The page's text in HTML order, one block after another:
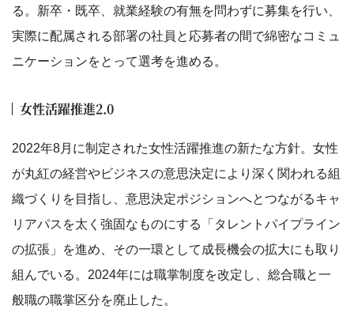
る。新卒・既卒、就業経験の有無を問わずに募集を行い、
実際に配属される部署の社員と応募者の間で綿密なコミュ
ニケーションをとって選考を進める。
女性活躍推進2.0
2022年8月に制定された女性活躍推進の新たな方針。女性
が丸紅の経営やビジネスの意思決定により深く関われる組
織づくりを目指し、意思決定ポジションへとつながるキャ
リアパスを太く強固なものにする「タレントパイプライン
の拡張」を進め、その一環として成長機会の拡大にも取り
組んでいる。2024年には職掌制度を改定し、総合職と一
般職の職掌区分を廃止した。